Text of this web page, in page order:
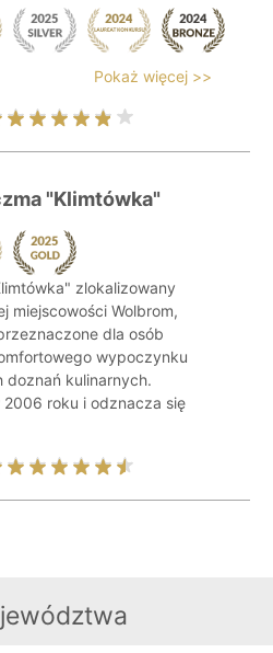
Pokaż więcej >>
"Klimtówka"
zlokalizowany
miejscowości Wolbrom,
dla osób
wypoczynku
doznań kulinarnych.
2006 roku i odznacza się